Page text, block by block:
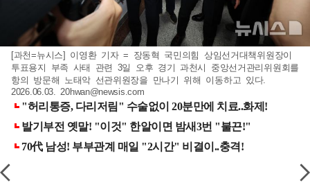
[과천=뉴시스] 이영환 기자 = 장동혁 국민의힘 상임선거대책위원장이
투표용지 부족 사태 관련 3일 오후 경기 과천시 중앙선거관리위원회를
항의 방문해 노태악 선관위원장을 만나기 위해 이동하고 있다.
2026.06.03.20hwan@newsis.com